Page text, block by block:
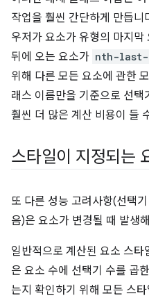
작업을 훨씬 간단하게 만듭
우저가 요소가 유형의 마지
뒤에 오는 요소가 nth-
위해 다른 모든 요소에 관한
래스 이름만을 기준으로 선
훨씬 더 많은 계산 비용이 들
스타일이 지정되는
또 다른 성능 고려사항(선택
음)은 요소가 변경될 때 발생
일반적으로 계산된 요소 스
은 요소 수에 선택기 수를 곱
는지 확인하기 위해 모든 스